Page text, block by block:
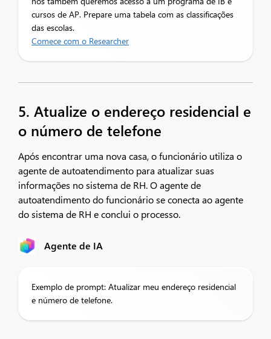
cursos de AP. Prepare uma tabela com as classificações
das escolas.
Comece com o Researcher
5. Atualize o endereço residencial e
o número de telefone
Após encontrar uma nova casa, o funcionário utiliza o
agente de autoatendimento para atualizar suas
informações no sistema de RH. O agente de
autoatendimento do funcionário se conecta ao agente
do sistema de RH e conclui o processo.
Agente de IA
Exemplo de prompt: Atualizar meu endereço residencial
e número de telefone.